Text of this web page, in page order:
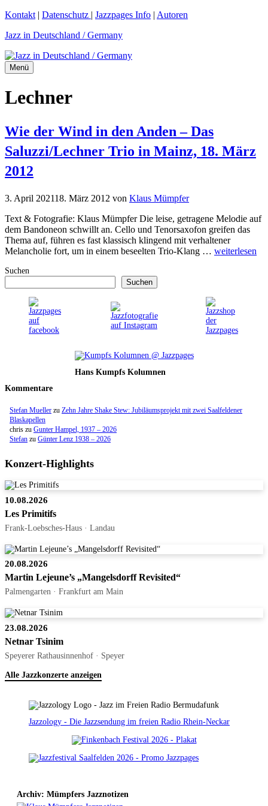
Zum
springen
Kontakt | Datenschutz | Jazzpages Info | Autoren
Jazz in Deutschland / Germany
Menü
Lechner
Wie der Wind in den Anden – Das
Saluzzi/Lechner Trio in Mainz, 18. März
2012
3. April 202118. März 2012 von Klaus Mümpfer
Text & Fotografie: Klaus Mümpfer Die leise, getragene Melodie auf
dem Bandoneon schwillt an. Cello und Tenorsaxofon greifen das
Thema auf, führen es fast klassisch klingend mit verhaltener
Melancholie fort, um in einem beseelten Trio-Klang … weiterlesen
Suchen
Suchen
Hans Kumpfs Kolumnen
Kommentare
Stefan Mueller zu Zehn Jahre Shake Stew: Jubiläumsprojekt mit zwei Saalfeldener
Blaskapellen
chris zu Gunter Hampel, 1937 – 2026
Stefan zu Günter Lenz 1938 – 2026
Konzert-Highlights
10.08.2026
Les Primitifs
Frank-Loebsches-Haus · Landau
20.08.2026
Martin Lejeune’s „Mangelsdorff Revisited“
Palmengarten · Frankfurt am Main
23.08.2026
Netnar Tsinim
Speyerer Rathausinnenhof · Speyer
Alle Jazzkonzerte anzeigen
Jazzology - Die Jazzsendung im freien Radio Rhein-Neckar
Archiv: Mümpfers Jazznotizen